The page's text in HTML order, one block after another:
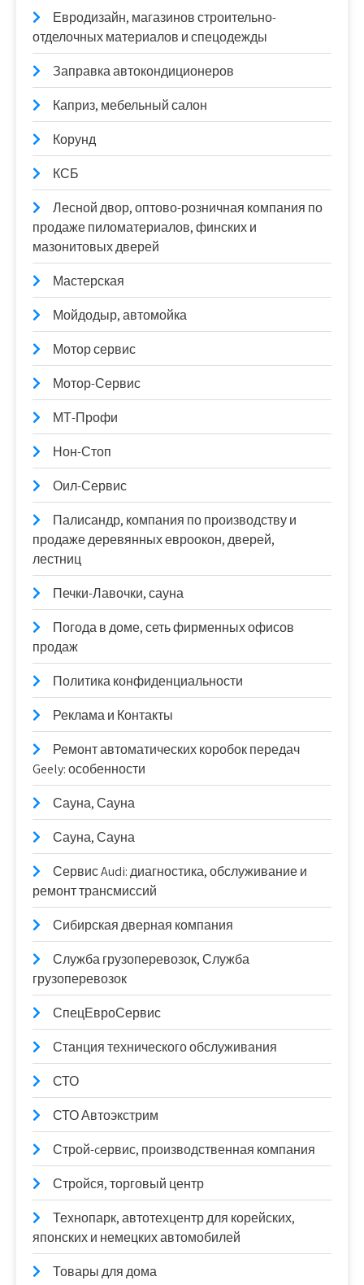
Евродизайн, магазинов строительно-
отделочных материалов и спецодежды
Заправка автокондиционеров
Каприз, мебельный салон
Корунд
КСБ
Лесной двор, оптово-розничная компания по
продаже пиломатериалов, финских и
мазонитовых дверей
Мастерская
Мойдодыр, автомойка
Мотор сервис
Мотор-Сервис
МТ-Профи
Нон-Стоп
Оил-Сервис
Палисандр, компания по производству и
продаже деревянных евроокон, дверей,
лестниц
Печки-Лавочки, сауна
Погода в доме, сеть фирменных офисов
продаж
Политика конфиденциальности
Реклама и Контакты
Ремонт автоматических коробок передач
Geely: особенности
Сауна, Сауна
Сауна, Сауна
Сервис Audi: диагностика, обслуживание и
ремонт трансмиссий
Сибирская дверная компания
Служба грузоперевозок, Служба
грузоперевозок
СпецЕвроСервис
Станция технического обслуживания
СТО
СТО Автоэкстрим
Строй-cервис, производственная компания
Стройся, торговый центр
Технопарк, автотехцентр для корейских,
японских и немецких автомобилей
Товары для дома